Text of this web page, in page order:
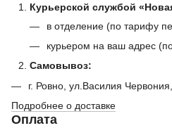
Курьерской службой
в отделение (по тарифу
курьером на ваш адрес
Самовывоз:
г. Ровно, ул.Василия
Подробнее о доставке
Оплата